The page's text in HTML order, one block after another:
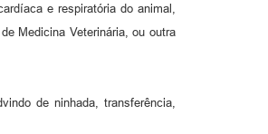
e respiratória do animal,
Medicina Veterinária, ou outra
de ninhada, transferência,